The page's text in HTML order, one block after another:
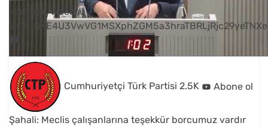
YouTube Videosu
Cumhuriyetçi Türk Partisi 2.5K Abone ol
Şahali: Meclis çalışanlarına teşekkür borcumuz vardır